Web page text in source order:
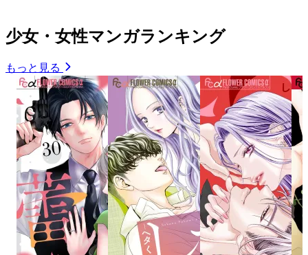
少女・女性マンガランキング
もっと見る